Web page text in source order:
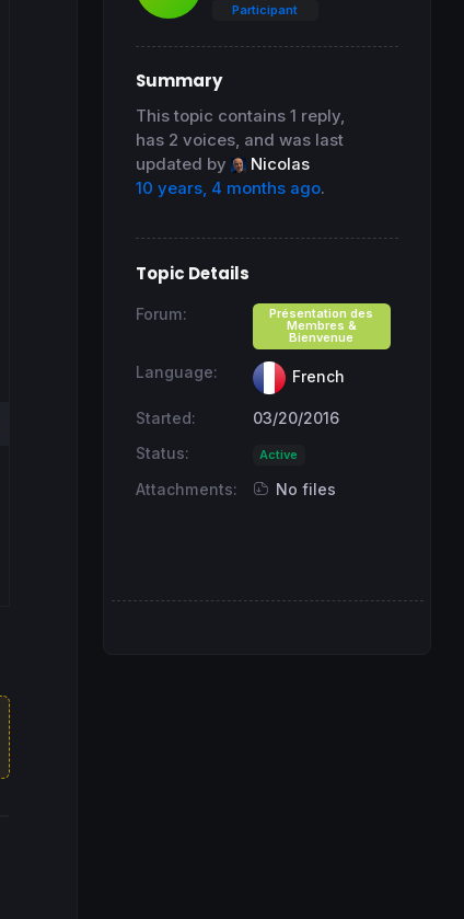
Participant
Summary
This topic contains 1 reply,
has 2 voices, and was last
updated by
Nicolas
10 years, 4 months ago.
Topic Details
Forum: Présentation des
Membres &
Bienvenue
Language: French
Started:
03/20/2016
Status:
Active
Attachments: No files